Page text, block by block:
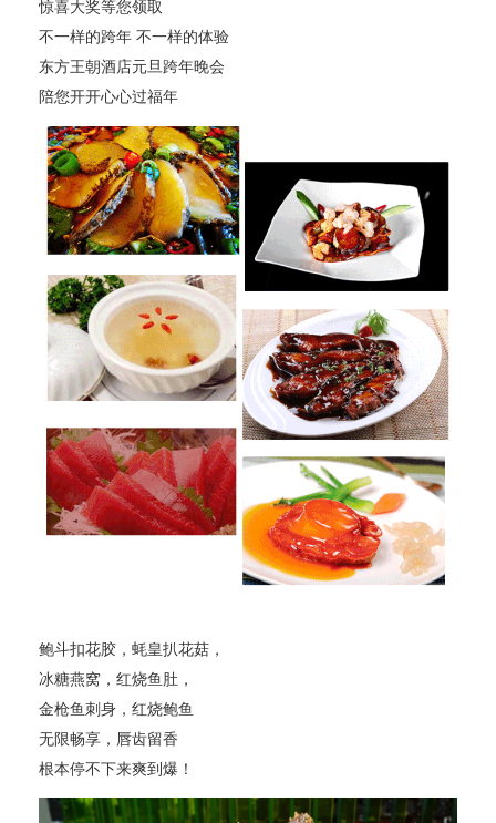
惊喜大奖等您领取
不一样的跨年 不一样的体验
东方王朝酒店元旦跨年晚会
陪您开开心心过福年
鲍斗扣花胶，蚝皇扒花菇，
冰糖燕窝，红烧鱼肚，
金枪鱼刺身，红烧鲍鱼
无限畅享，唇齿留香
根本停不下来爽到爆！